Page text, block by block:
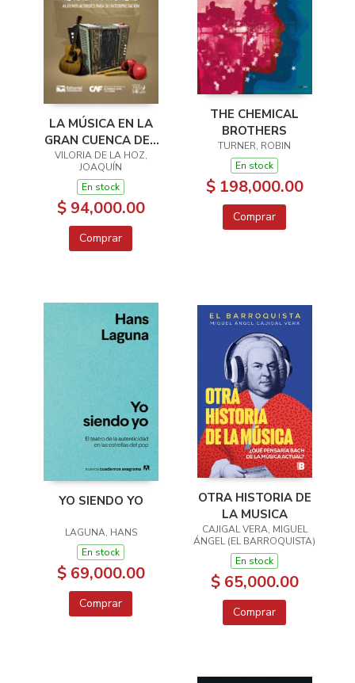
LA MÚSICA EN LA
GRAN CUENCA DEL
CARIBE
VILORIA DE LA HOZ,
JOAQUÍN
En stock
$ 94,000.00
Comprar
THE CHEMICAL
BROTHERS
TURNER, ROBIN
En stock
$ 198,000.00
Comprar
YO SIENDO YO
LAGUNA, HANS
En stock
$ 69,000.00
Comprar
OTRA HISTORIA DE
LA MUSICA
CAJIGAL VERA, MIGUEL
ÁNGEL (EL BARROQUISTA)
En stock
$ 65,000.00
Comprar